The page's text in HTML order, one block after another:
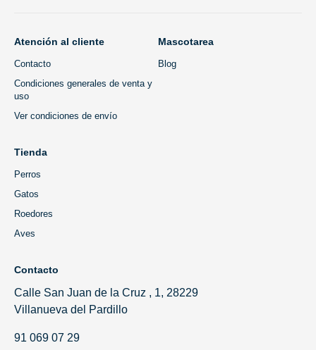
Atención al cliente
Contacto
Condiciones generales de venta y
uso
Ver condiciones de envío
Mascotarea
Blog
Tienda
Perros
Gatos
Roedores
Aves
Contacto
Calle San Juan de la Cruz , 1, 28229
Villanueva del Pardillo
91 069 07 29